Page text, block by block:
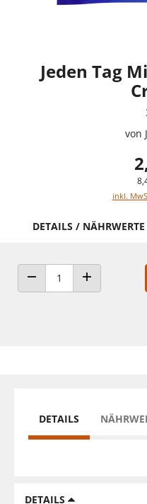
Jeden Tag
von
inkl.
DETAILS /
ANZAHL VERRINGERN
ANZAHL
DETAILS
DETAILS